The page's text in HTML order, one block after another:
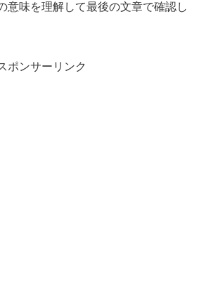
意味を理解して最後の文章で確認し
ポンサーリンク